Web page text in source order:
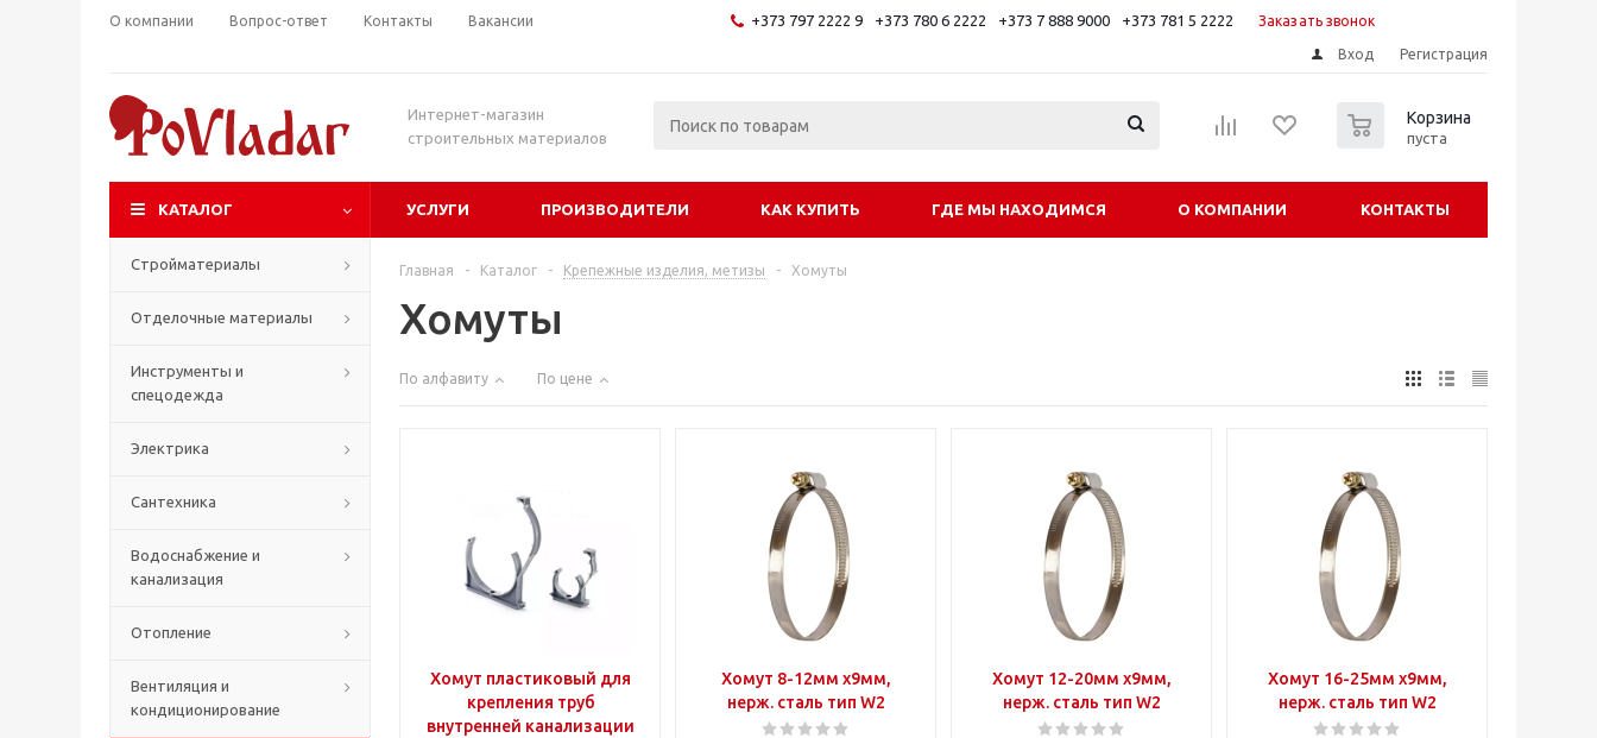
О компании Вопрос-ответ Контакты Вакансии +373 797 2222 9 +373 780 6 2222 +373 7 888 9000 +373 781 5 2222 Заказать звонок
Вход Регистрация
Интернет-магазин
строительных материалов
Корзина
пуста
КАТАЛОГ УСЛУГИ ПРОИЗВОДИТЕЛИ КАК КУПИТЬ ГДЕ МЫ НАХОДИМСЯ О КОМПАНИИ КОНТАКТЫ
Стройматериалы
Отделочные материалы
Инструменты и
спецодежда
Электрика
Сантехника
Водоснабжение и
канализация
Отопление
Вентиляция и
кондиционирование
Главная - Каталог - Крепежные изделия, метизы - Хомуты
Хомуты
По алфавиту По цене
Хомут пластиковый для
крепления труб
внутренней канализации
Хомут 8-12мм х9мм,
нерж. сталь тип W2
Хомут 12-20мм х9мм,
нерж. сталь тип W2
Хомут 16-25мм х9мм,
нерж. сталь тип W2